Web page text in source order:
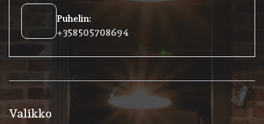
Puhelin:
+358 50 5708694
Valikko